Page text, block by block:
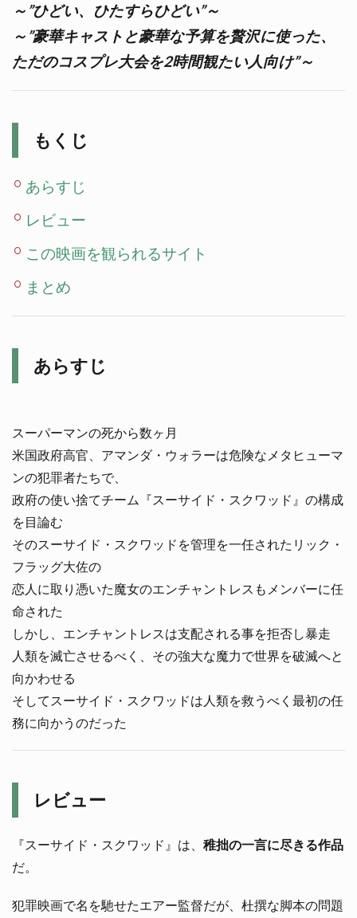
～”ひどい、ひたすらひどい”～
～”豪華キャストと豪華な予算を贅沢に使った、
ただのコスプレ大会を2時間観たい人向け”～
もくじ
あらすじ
レビュー
この映画を観られるサイト
まとめ
あらすじ
スーパーマンの死から数ヶ月
米国政府高官、アマンダ・ウォラーは危険なメタヒューマ
ンの犯罪者たちで、
政府の使い捨てチーム『スーサイド・スクワッド』の構成
を目論む
そのスーサイド・スクワッドを管理を一任されたリック・
フラッグ大佐の
恋人に取り憑いた魔女のエンチャントレスもメンバーに任
命された
しかし、エンチャントレスは支配される事を拒否し暴走
人類を滅亡させるべく、その強大な魔力で世界を破滅へと
向かわせる
そしてスーサイド・スクワッドは人類を救うべく最初の任
務に向かうのだった
レビュー
『スーサイド・スクワッド』は、 稚拙の一言に尽きる作品
だ。
犯罪映画で名を馳せたエアー監督だが、杜撰な脚本の問題